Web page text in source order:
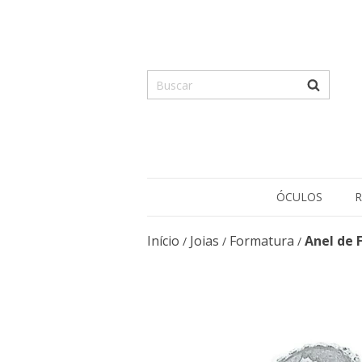
ÓCULOS
Início / Joias / Formatura / Anel de